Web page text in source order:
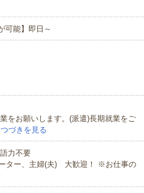
可能】即日～
をお願いします。(派遣)長期就業をご
つづきを見る
力不要
ーター、主婦(夫) 大歓迎！ ※お仕事の